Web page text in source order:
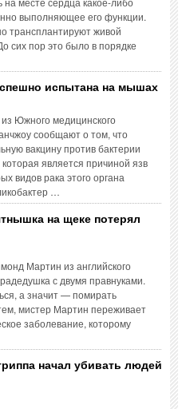
выполняющее его функции.
трансплантируют живой
сих пор это было в порядке
испытана на мышах
Южного медицинского
сообщают о том, что
вакцину против бактерии
является причиной язв
видов рака этого органа
…
на щеке потерял
Мартин из английского
с двумя правнуками.
а значит — помирать
мистер Мартин переживает
заболевание, которому
начал убивать людей